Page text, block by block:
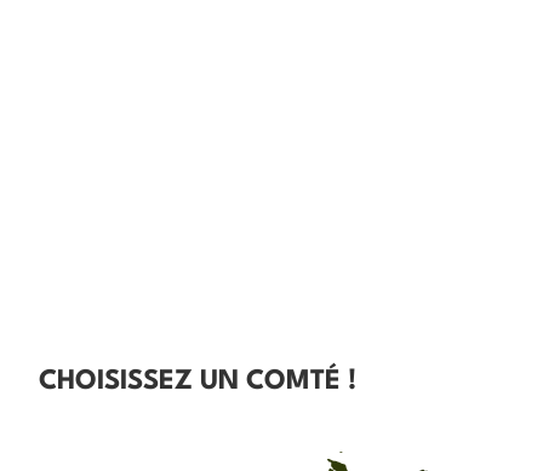
CHOISISSEZ UN COMTÉ !